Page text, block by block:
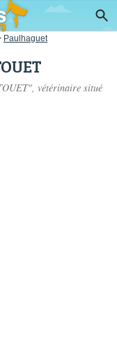
Paulhaguet
vétérinaire situé